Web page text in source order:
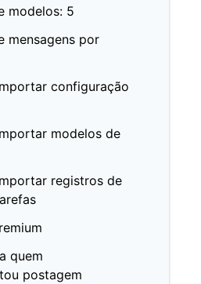
modelos: 5
mensagens por
configuração
modelos de
registros de
quem
postagem